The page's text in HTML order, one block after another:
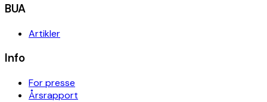
BUA
Artikler
Info
For presse
Årsrapport